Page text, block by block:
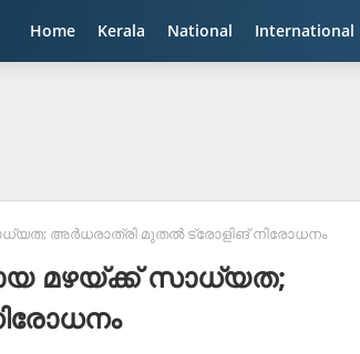
Home Kerala National International
അർധരാത്രി മുതൽ ട്രോളിങ് നിരോധനം
മഴയ്ക്ക് സാധ്യത;